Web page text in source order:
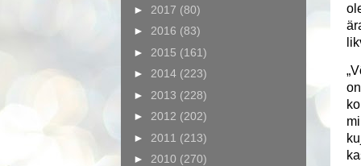
► 2017 (80)
► 2016 (83)
► 2015 (161)
► 2014 (223)
► 2013 (228)
► 2012 (202)
► 2011 (213)
► 2010 (270)